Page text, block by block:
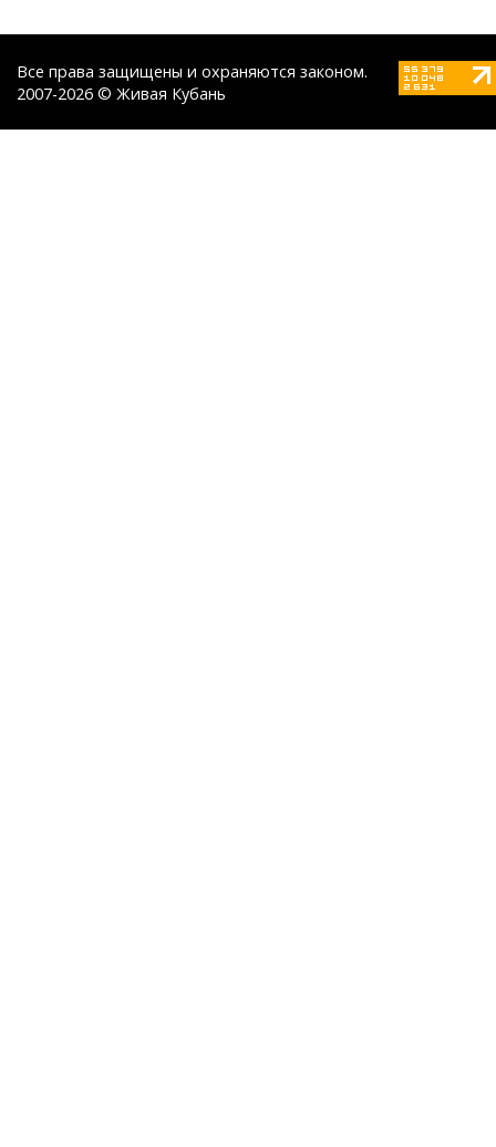
Все права защищены и охраняются законом.
2007-2026 © Живая Кубань